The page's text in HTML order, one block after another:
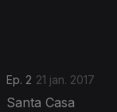
Ep. 2 21 jan. 2017
Santa Casa